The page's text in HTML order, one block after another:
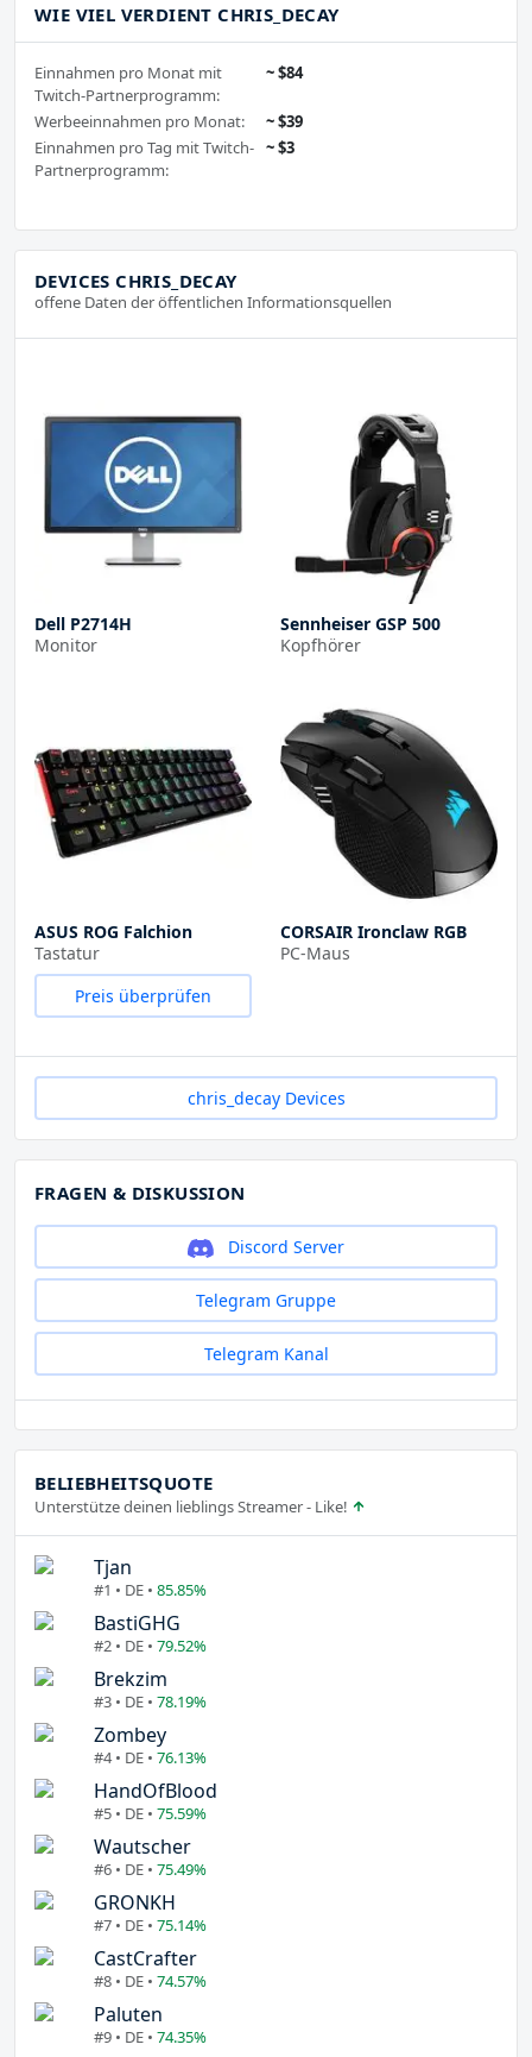
WIE VIEL VERDIENT CHRIS_DECAY
Einnahmen pro Monat mit
Twitch-Partnerprogramm:
~ $84
Werbeeinnahmen pro Monat:
~ $39
Einnahmen pro Tag mit Twitch-
Partnerprogramm:
~ $3
DEVICES CHRIS_DECAY
offene Daten der öffentlichen Informationsquellen
Dell P2714H
Monitor
Sennheiser GSP 500
Kopfhörer
ASUS ROG Falchion
Tastatur
Preis überprüfen
CORSAIR Ironclaw RGB
PC-Maus
chris_decay Devices
FRAGEN & DISKUSSION
Discord Server
Telegram Gruppe
Telegram Kanal
BELIEBHEITSQUOTE
Unterstütze deinen lieblings Streamer - Like!
Tjan
#1 • DE • 85.85%
BastiGHG
#2 • DE • 79.52%
Brekzim
#3 • DE • 78.19%
Zombey
#4 • DE • 76.13%
HandOfBlood
#5 • DE • 75.59%
Wautscher
#6 • DE • 75.49%
GRONKH
#7 • DE • 75.14%
CastCrafter
#8 • DE • 74.57%
Paluten
#9 • DE • 74.35%